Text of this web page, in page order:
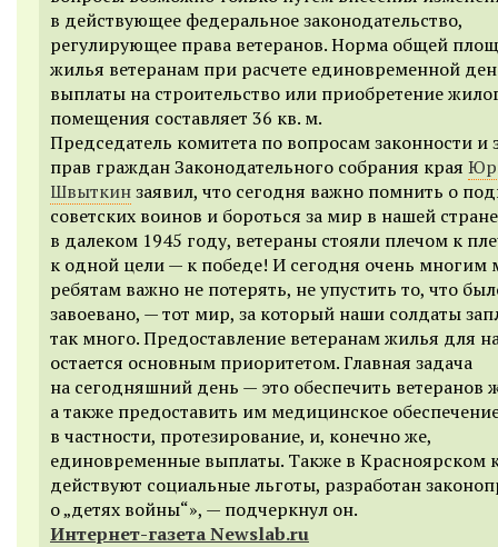
в действующее федеральное законодательство,
регулирующее права ветеранов. Норма общей
жилья ветеранам при расчете единовременной
выплаты на строительство или приобретение
помещения составляет 36 кв. м.
Председатель комитета по вопросам законности и
прав граждан Законодательного собрания края
Швыткинзаявил, что сегодня важно помнить о
советских воинов и бороться за мир в нашей
в далеком 1945 году, ветераны стояли плечом к
к одной цели — к победе! И сегодня очень
ребятам важно не потерять, не упустить то, что
завоевано, — тот мир, за который наши солдаты
так много. Предоставление ветеранам жилья для
остается основным приоритетом. Главная задача
на сегодняшний день — это обеспечить ветеранов
а также предоставить им медицинское
в частности, протезирование, и, конечно же,
единовременные выплаты. Также в Красноярском
действуют социальные льготы, разработан
о „детях войны“», — подчеркнул он.
Интернет-газета Newslab.ru